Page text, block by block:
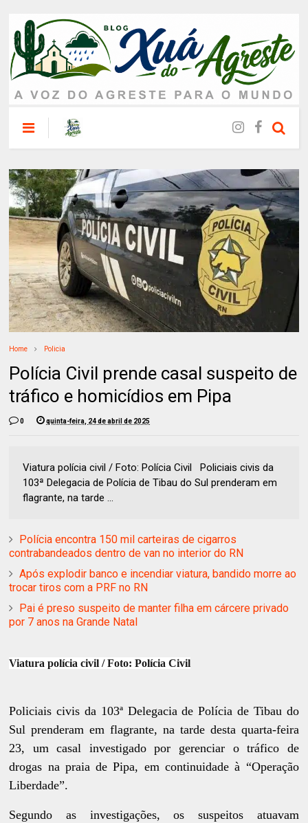
Home Policia
Polícia Civil prende casal suspeito de
tráfico e homicídios em Pipa
0 quinta-feira, 24 de abril de 2025
Viatura polícia civil / Foto: Polícia Civil Policiais civis da
103ª Delegacia de Polícia de Tibau do Sul prenderam em
flagrante, na tarde ...
Polícia encontra 150 mil carteiras de cigarros
contrabandeados dentro de van no interior do RN
Após explodir banco e incendiar viatura, bandido morre ao
trocar tiros com a PRF no RN
Pai é preso suspeito de manter filha em cárcere privado
por 7 anos na Grande Natal
Viatura polícia civil / Foto: Polícia Civil
Policiais civis da 103ª Delegacia de Polícia de Tibau do
Sul prenderam em flagrante, na tarde desta quarta-feira
23, um casal investigado por gerenciar o tráfico de
drogas na praia de Pipa, em continuidade à “Operação
Liberdade”.
Segundo as investigações, os suspeitos atuavam